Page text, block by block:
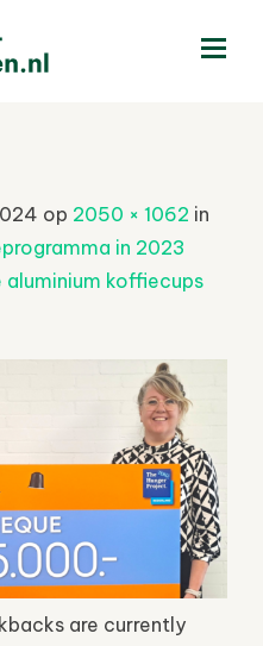
op 2050 × 1062 in
in 2023
koffiecups
are currently